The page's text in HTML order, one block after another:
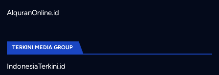
AlquranOnline.id
TERKINI MEDIA GROUP
IndonesiaTerkini.id